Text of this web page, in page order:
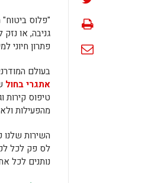
"פלוס
גניבה, או
פתרון חיוני
בעולם
אתגרי בחול
טיפוס קירות
מהפעילות
השירות שלנו
לס פק לכל
נותנים לכל